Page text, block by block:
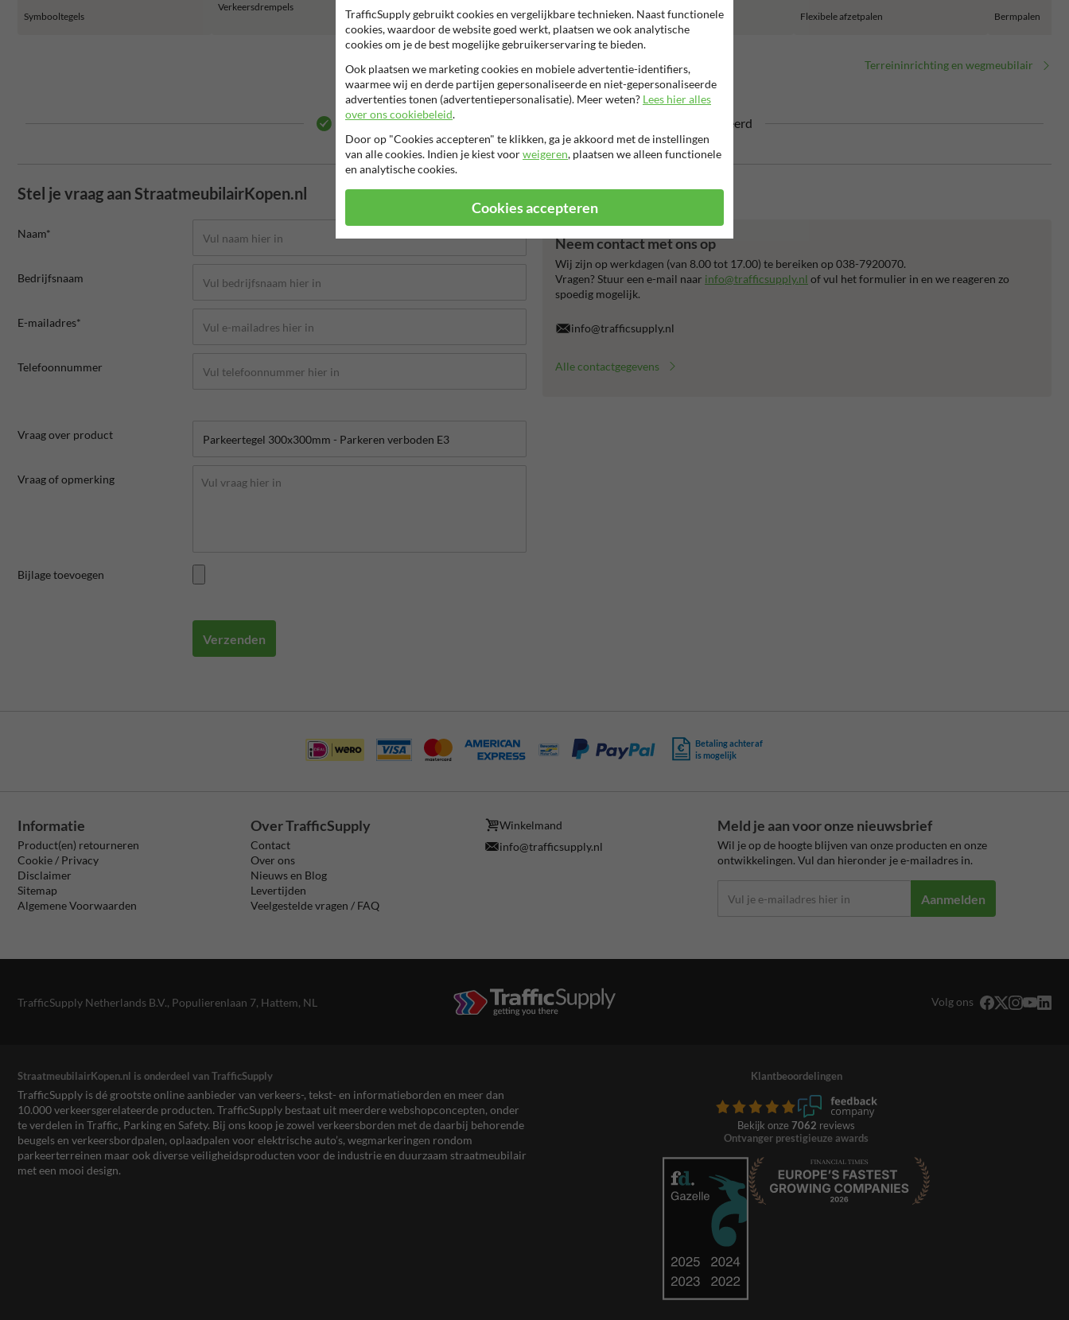
Symbooltegels
Verkeersdrempels
Slagbomen en draaibomen Parkeerpalen Flexibele afzetpalen Bermpalen
Terreininrichting en wegmeubilair
2 jaar fabrieksgarantie KOMO gecertificeerd
Stel je vraag aan StraatmeubilairKopen.nl
Naam*
Bedrijfsnaam
E-mailadres*
Telefoonnummer
Vraag over product
Vraag of opmerking
Bijlage toevoegen
Verzenden
Neem contact met ons op
Wij zijn op werkdagen (van 8.00 tot 17.00) te bereiken op 038-7920070.
Vragen? Stuur een e-mail naar info@trafficsupply.nl of vul het formulier in en we reageren zo
spoedig mogelijk.
info@trafficsupply.nl
Alle contactgegevens
Betaling achteraf
is mogelijk
Informatie
Product(en) retourneren
Cookie / Privacy
Disclaimer
Sitemap
Algemene Voorwaarden
Over TrafficSupply
Contact
Over ons
Nieuws en Blog
Levertijden
Veelgestelde vragen / FAQ
Winkelmand
info@trafficsupply.nl
Meld je aan voor onze nieuwsbrief
Wil je op de hoogte blijven van onze producten en onze
ontwikkelingen. Vul dan hieronder je e-mailadres in.
Aanmelden
TrafficSupply Netherlands B.V., Populierenlaan 7, Hattem, NL Volg ons
StraatmeubilairKopen.nl is onderdeel van TrafficSupply
TrafficSupply is dé grootste online aanbieder van verkeers-, tekst- en informatieborden en meer dan
10.000 verkeersgerelateerde producten. TrafficSupply bestaat uit meerdere webshopconcepten, onder
te verdelen in Traffic, Parking en Safety. Bij ons koop je zowel verkeersborden met de daarbij behorende
beugels en verkeersbordpalen, oplaadpalen voor elektrische auto’s, wegmarkeringen rondom
parkeerterreinen maar ook diverse veiligheidsproducten voor de industrie en duurzaam straatmeubilair
met een mooi design.
Klantbeoordelingen
Bekijk onze 7062 reviews
Ontvanger prestigieuze awards
TrafficSupply gebruikt cookies en vergelijkbare technieken. Naast functionele
cookies, waardoor de website goed werkt, plaatsen we ook analytische
cookies om je de best mogelijke gebruikerservaring te bieden.
Ook plaatsen we marketing cookies en mobiele advertentie-identifiers,
waarmee wij en derde partijen gepersonaliseerde en niet-gepersonaliseerde
advertenties tonen (advertentiepersonalisatie). Meer weten? Lees hier alles
over ons cookiebeleid.
Door op "Cookies accepteren" te klikken, ga je akkoord met de instellingen
van alle cookies. Indien je kiest voorweigeren, plaatsen we alleen functionele
en analytische cookies.
Cookies accepteren